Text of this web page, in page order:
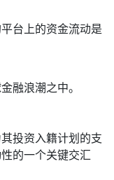
台上的资金流动是
融浪潮之中。
投资入籍计划的支
的一个关键交汇